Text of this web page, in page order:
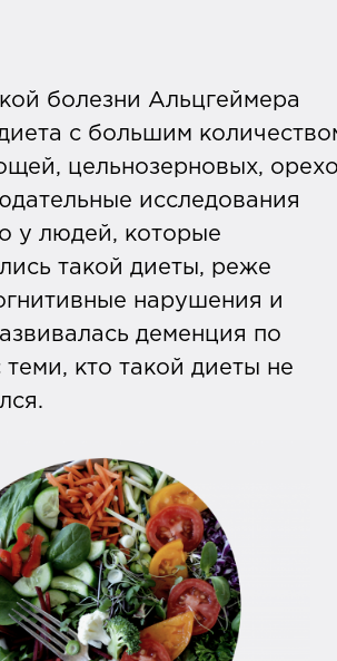
болезни Альцгеймера
с большим
цельнозерновых,
исследования
у людей, которые
такой диеты, реже
нарушения и
деменция по
кто такой диеты не